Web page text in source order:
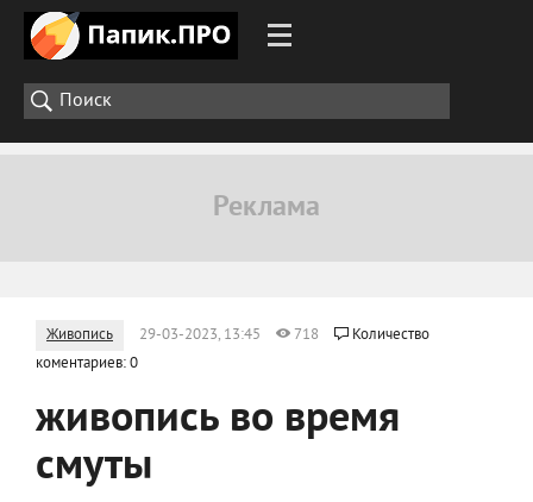
Живопись 29-03-2023, 13:45 718
Количество
коментариев: 0
живопись во время
смуты